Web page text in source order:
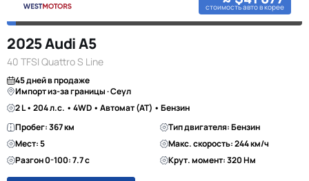
стоимость авто в корее
2025 Audi A5
40 TFSI Quattro S Line
45 дней в продаже
Импорт из-за границы · Сеул
2 L • 204 л.с. • 4WD • Автомат (AT) • Бензин
Пробег: 367 км
Тип двигателя: Бензин
Мест: 5
Макс. скорость: 244 км/ч
Разгон 0-100: 7.7 с
Крут. момент: 320 Нм